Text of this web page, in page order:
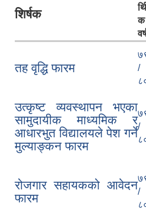
शिर्षक
र्थि
क
तह वृद्धि फारम
/
उत्कृष्ट व्यवस्थापन भएका
सामुदायीक माध्यमिक र
आधारभुत विद्यालयले पेश गर्ने
मुल्याङ्कन फारम
/
रोजगार सहायकको आवेदन
फारम
/